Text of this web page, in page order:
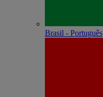
Brasil - Português